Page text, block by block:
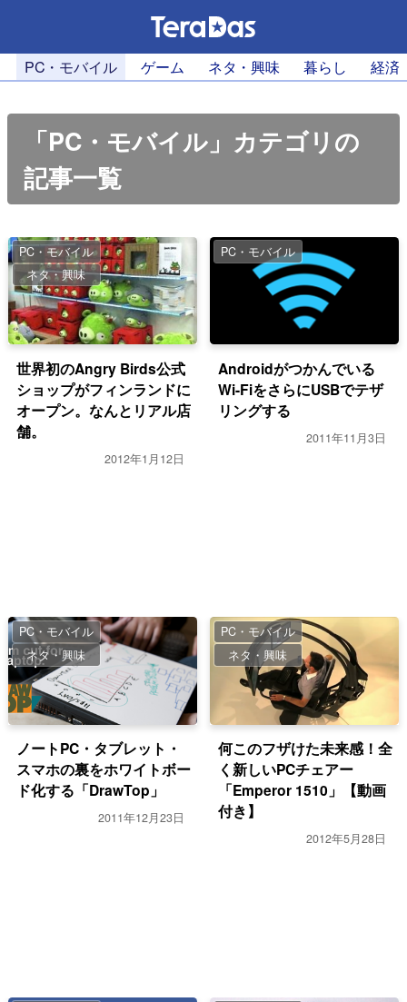
PC・モバイル ゲーム ネタ・興味 暮らし 経済
「PC・モバイル」カテゴリの
記事一覧
PC・モバイル
ネタ・興味
世界初のAngry Birds公式
ショップがフィンランドに
オープン。なんとリアル店
舗。
2012年1月12日
PC・モバイル
Androidがつかんでいる
Wi-FiをさらにUSBでテザ
リングする
2011年11月3日
PC・モバイル
ネタ・興味
ノートPC・タブレット・
スマホの裏をホワイトボー
ド化する「DrawTop」
2011年12月23日
PC・モバイル
ネタ・興味
何このフザけた未来感！全
く新しいPCチェアー
「Emperor 1510」【動画
付き】
2012年5月28日